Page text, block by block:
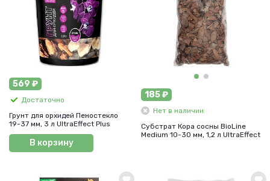
569 ₽
Достаточно
Грунт для орхидей Пеностекло
19-37 мм, 3 л UltraEffect Plus
В корзину
185 ₽
Нет в наличии
Субстрат Кора сосны BioLine
Medium 10-30 мм, 1,2 л UltraEffect